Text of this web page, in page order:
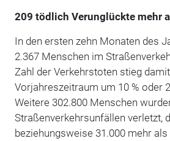
209 tödlich Verunglückte mehr
In den ersten zehn Monaten des
2.367 Menschen im
Zahl der Verkehrstoten stieg
Vorjahreszeitraum um 10 % oder
Weitere 302.800 Menschen
Straßenverkehrsunfällen verletzt,
beziehungsweise 31.000 mehr als